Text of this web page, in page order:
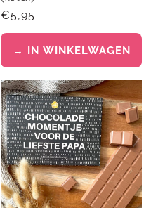
Normale
prijs
€5,95
→ IN WINKELWAGEN